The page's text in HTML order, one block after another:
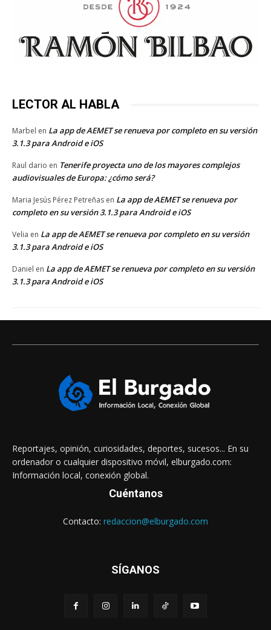
LECTOR AL HABLA
Marbel en La app de AEMET se renueva por completo en su versión
3.1.3 para Android e iOS
Raul dario en Tenerife proyecta uno de los mayores complejos
audiovisuales de Europa: ¿cómo será?
Maria Jesús Pérez Petreñas en La app de AEMET se renueva por
completo en su versión 3.1.3 para Android e iOS
Velia en La app de AEMET se renueva por completo en su versión
3.1.3 para Android e iOS
Daniel en La app de AEMET se renueva por completo en su versión
3.1.3 para Android e iOS
Reportajes, opinión, curiosidades, deportes, sucesos... En su
ordenador o cualquier dispositivo móvil, elburgado.com:
Información local, conexión global.
Cuéntanos
Contacto: redaccion@elburgado.com
SÍGANOS